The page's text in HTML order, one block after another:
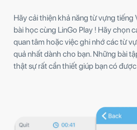
Hãy cải thiện khả năng từ vựng tiếng
bài học cùng LinGo Play ! Hãy chọn
quan tâm hoặc việc ghi nhớ các từ
quả nhất dành cho bạn. Những bài
thật sự rất cần thiết giúp bạn có